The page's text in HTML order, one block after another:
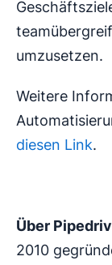
umzusetzen.
Weitere
diesen Link.
Über
2010